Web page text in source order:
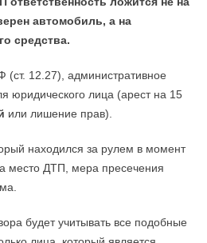
автомобиль, а на
средства.
12.27), административное
юридического лица (арест на 15
или лишение прав).
находился за рулем в момент
место ДТП, мера пресечения
будет учитывать все подобные